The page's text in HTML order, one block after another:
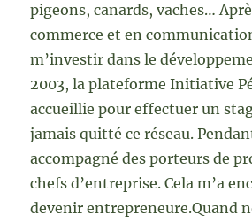
pigeons, canards, vaches…
commerce et en
m’investir dans le
2003, la plateforme Initiative
accueillie pour effectuer un
jamais quitté ce réseau.
accompagné des porteurs de
chefs d’entreprise. Cela m’a
devenir entrepreneure.Quand